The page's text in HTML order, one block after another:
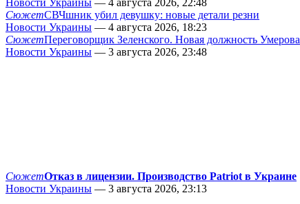
Новости Украины — 4 августа 2026, 22:48
СюжетСВЧшник убил девушку: новые детали резни
Новости Украины — 4 августа 2026, 18:23
СюжетПереговорщик Зеленского. Новая должность Умерова
Новости Украины — 3 августа 2026, 23:48
СюжетОтказ в лицензии. Производство Patriot в Украине
Новости Украины — 3 августа 2026, 23:13